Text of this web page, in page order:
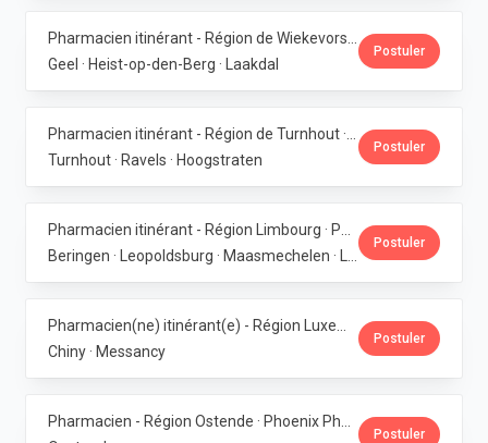
Geel · Heist-op-den-Berg · Laakdal
Postuler
Turnhout · Ravels · Hoogstraten
Postuler
Postuler
Chiny · Messancy
Postuler
Postuler